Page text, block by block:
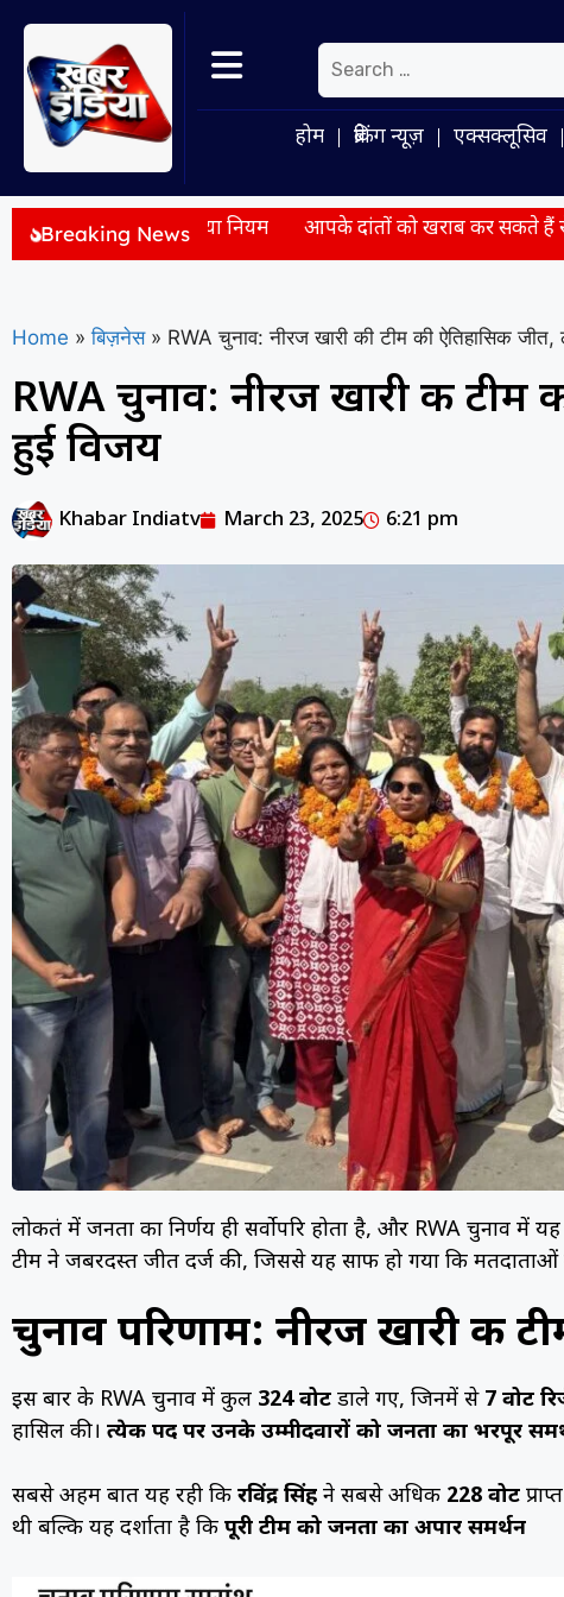
होम ब्रेकिंग न्यूज़ एक्सक्लूसिव
Breaking News
जानें नया नियम आपके दांतों को खराब कर सकते हैं रोजमर्रा के ये
Home » बिज़नेस » RWA चुनाव: नीरज खारी की टीम की ऐतिहासिक
RWA चुनाव: नीरज खारी की टीम
हुई विजय
Khabar Indiatv March 23, 2025 6:21 pm
लोकतंत्र में जनता का निर्णय ही सर्वोपरि होता है, और RWA चुनाव में
टीम ने जबरदस्त जीत दर्ज की, जिससे यह साफ हो गया कि
चुनाव परिणाम: नीरज खारी की
इस बार के RWA चुनाव में कुल 324 वोट डाले गए, जिनमें से 7 वोट
हासिल की। प्रत्येक पद पर उनके उम्मीदवारों को जनता का भरपूर
सबसे अहम बात यह रही कि रविंद्र सिंह ने सबसे अधिक 228 वोट
थी बल्कि यह दर्शाता है कि पूरी टीम को जनता का अपार समर्थन